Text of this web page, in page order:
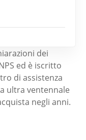
dei
ed è iscritto
di assistenza
ultra ventennale
negli anni.